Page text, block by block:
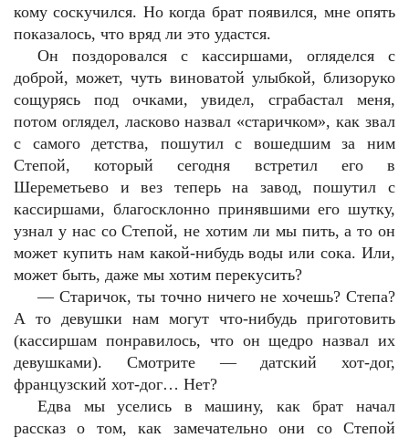
кому соскучился. Но когда брат появился, мне опять
показалось, что вряд ли это удастся.
Он поздоровался с кассиршами, огляделся с
доброй, может, чуть виноватой улыбкой, близоруко
сощурясь под очками, увидел, сграбастал меня,
потом оглядел, ласково назвал «старичком», как звал
с самого детства, пошутил с вошедшим за ним
Степой, который сегодня встретил его в
Шереметьево и вез теперь на завод, пошутил с
кассиршами, благосклонно принявшими его шутку,
узнал у нас со Степой, не хотим ли мы пить, а то он
может купить нам какой-нибудь воды или сока. Или,
может быть, даже мы хотим перекусить?
—Старичок, ты точно ничего не хочешь? Степа?
А то девушки нам могут что-нибудь приготовить
(кассиршам понравилось, что он щедро назвал их
девушками). Смотрите — датский хот-дог,
французский хот-дог… Нет?
Едва мы уселись в машину, как брат начал
рассказ о том, как замечательно они со Степой